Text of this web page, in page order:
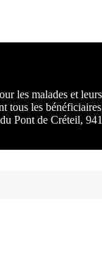
les malades et
les
Pont de Créteil,